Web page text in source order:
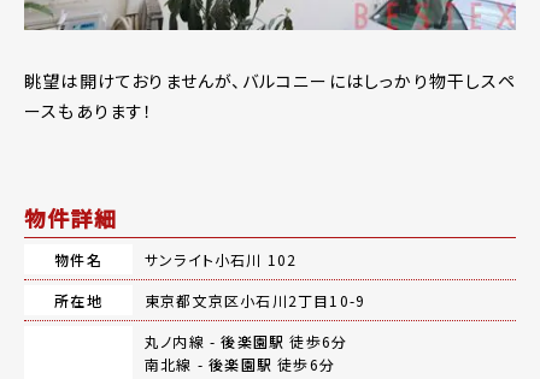
眺望は開けておりませんが、バルコニーにはしっかり物干しスペ
ースもあります！
物件詳細
物件名
サンライト小石川 102
所在地
東京都文京区小石川2丁目10-9
丸ノ内線 -後楽園駅 徒歩6分
南北線 -後楽園駅 徒歩6分